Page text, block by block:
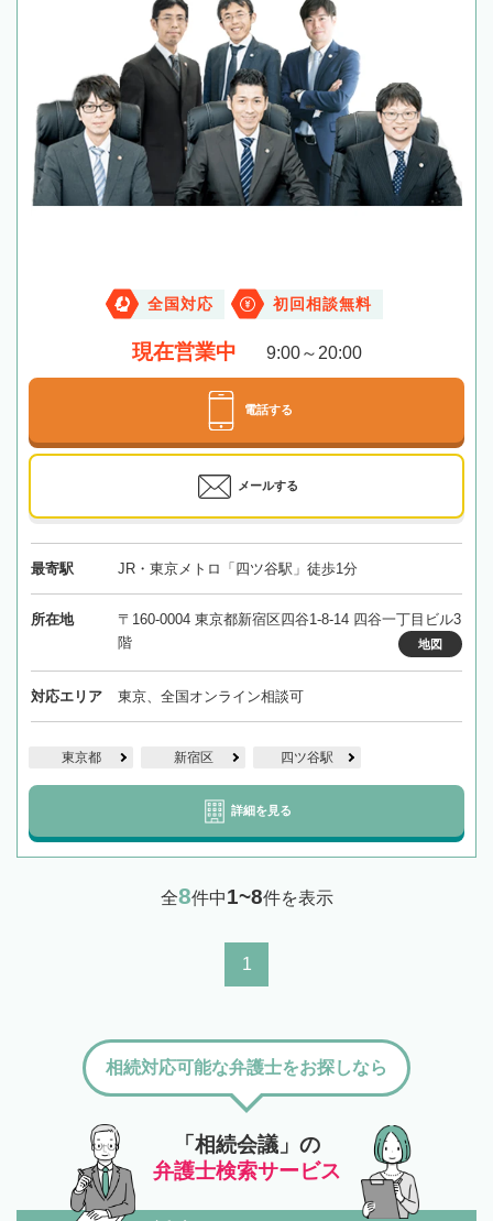
全国対応 初回相談無料
現在営業中 9:00～20:00
電話する
メールする
最寄駅 JR・東京メトロ「四ツ谷駅」徒歩1分
所在地
〒160-0004 東京都新宿区四谷1-8-14 四谷一丁目ビル3
階
地図
対応エリア 東京、全国オンライン相談可
東京都 新宿区 四ツ谷駅
詳細を見る
全8件中1~8件を表示
1
「相続会議」の
弁護士検索サービス
相続対応可能な弁護士をお探しなら